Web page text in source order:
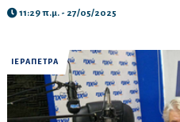
11:29 π.μ. - 27/05/2025
ΙΕΡΑΠΕΤΡΑ